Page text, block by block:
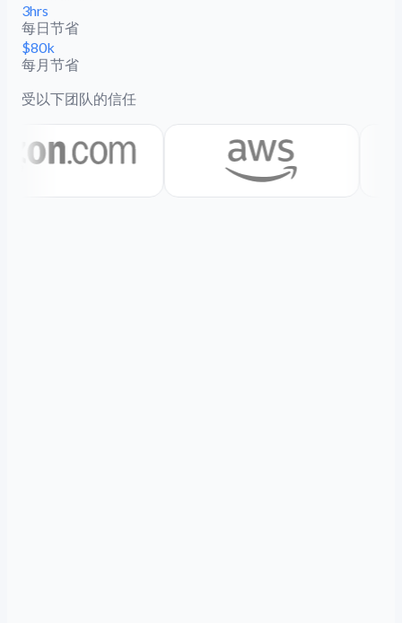
3hrs
每日节省
$80k
每月节省
受以下团队的信任